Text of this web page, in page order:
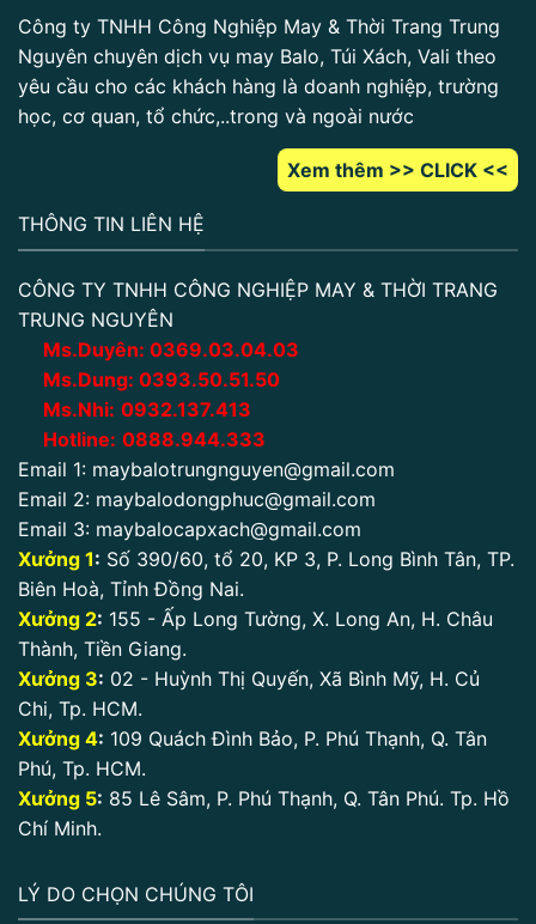
Công ty TNHH Công Nghiệp May & Thời Trang Trung
Nguyên chuyên dịch vụ may Balo, Túi Xách, Vali theo
yêu cầu cho các khách hàng là doanh nghiệp, trường
học, cơ quan, tổ chức,..trong và ngoài nước
Xem thêm >> CLICK <<
THÔNG TIN LIÊN HỆ
CÔNG TY TNHH CÔNG NGHIỆP MAY & THỜI TRANG
TRUNG NGUYÊN
Ms.Duyên: 0369.03.04.03
Ms.Dung: 0393.50.51.50
Ms.Nhi: 0932.137.413
Hotline: 0888.944.333
Email 1: maybalotrungnguyen@gmail.com
Email 2: maybalodongphuc@gmail.com
Email 3: maybalocapxach@gmail.com
Xưởng 1: Số 390/60, tổ 20, KP 3, P. Long Bình Tân, TP.
Biên Hoà, Tỉnh Đồng Nai.
Xưởng 2: 155 - Ấp Long Tường, X. Long An, H. Châu
Thành, Tiền Giang.
Xưởng 3: 02 - Huỳnh Thị Quyến, Xã Bình Mỹ, H. Củ
Chi, Tp. HCM.
Xưởng 4: 109 Quách Đình Bảo, P. Phú Thạnh, Q. Tân
Phú, Tp. HCM.
Xưởng 5: 85 Lê Sâm, P. Phú Thạnh, Q. Tân Phú. Tp. Hồ
Chí Minh.
LÝ DO CHỌN CHÚNG TÔI